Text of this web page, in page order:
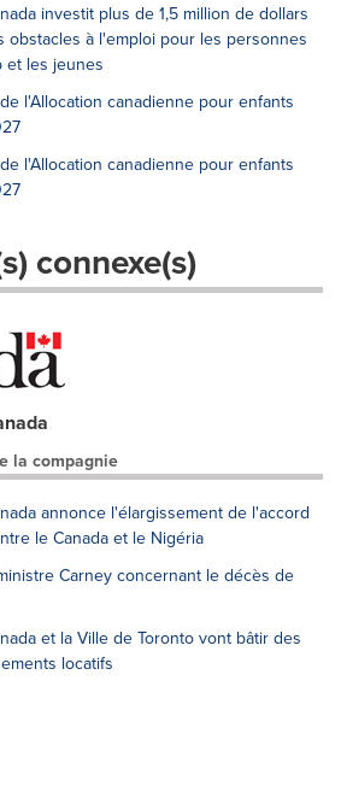
investit plus de 1,5 million de dollars
obstacles à l'emploi pour les personnes
et les jeunes
l'Allocation canadienne pour enfants
l'Allocation canadienne pour enfants
connexe(s)
la compagnie
annonce l'élargissement de l'accord
le Canada et le Nigéria
Carney concernant le décès de
et la Ville de Toronto vont bâtir des
locatifs